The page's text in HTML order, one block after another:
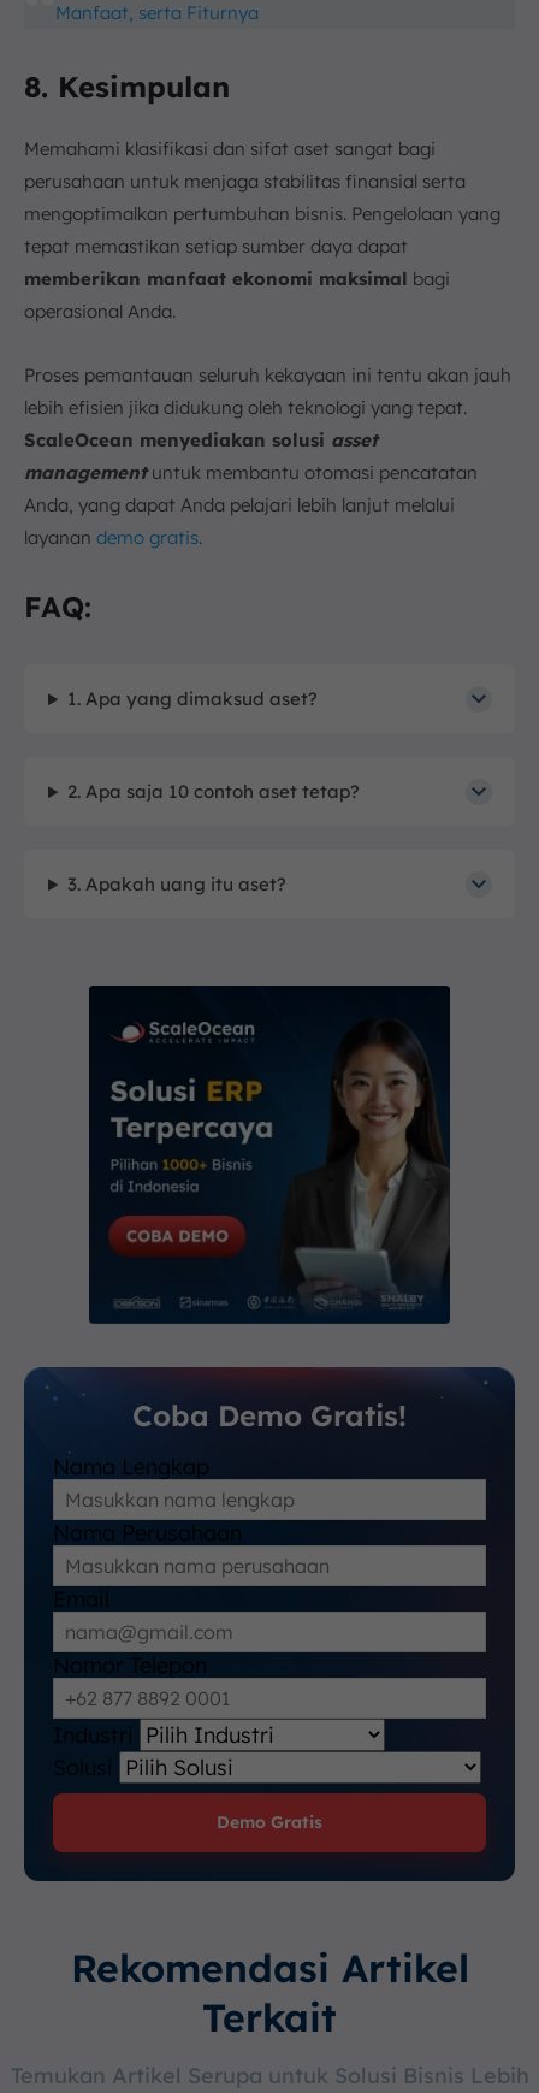
Manfaat, serta Fiturnya
8. Kesimpulan
Memahami klasifikasi dan sifat aset sangat bagi
perusahaan untuk menjaga stabilitas finansial serta
mengoptimalkan pertumbuhan bisnis. Pengelolaan yang
tepat memastikan setiap sumber daya dapat
memberikan manfaat ekonomi maksimal bagi
operasional Anda.
Proses pemantauan seluruh kekayaan ini tentu akan jauh
lebih efisien jika didukung oleh teknologi yang tepat.
ScaleOcean menyediakan solusi asset
managementuntuk membantu otomasi pencatatan
Anda, yang dapat Anda pelajari lebih lanjut melalui
layanan demo gratis.
FAQ:
1. Apa yang dimaksud aset?
2. Apa saja 10 contoh aset tetap?
3. Apakah uang itu aset?
Coba Demo Gratis!
Nama Lengkap
Nama Perusahaan
Email
Nomor Telepon
Industri
Solusi
Demo Gratis
Rekomendasi Artikel
Terkait
Temukan Artikel Serupa untuk Solusi Bisnis Lebih